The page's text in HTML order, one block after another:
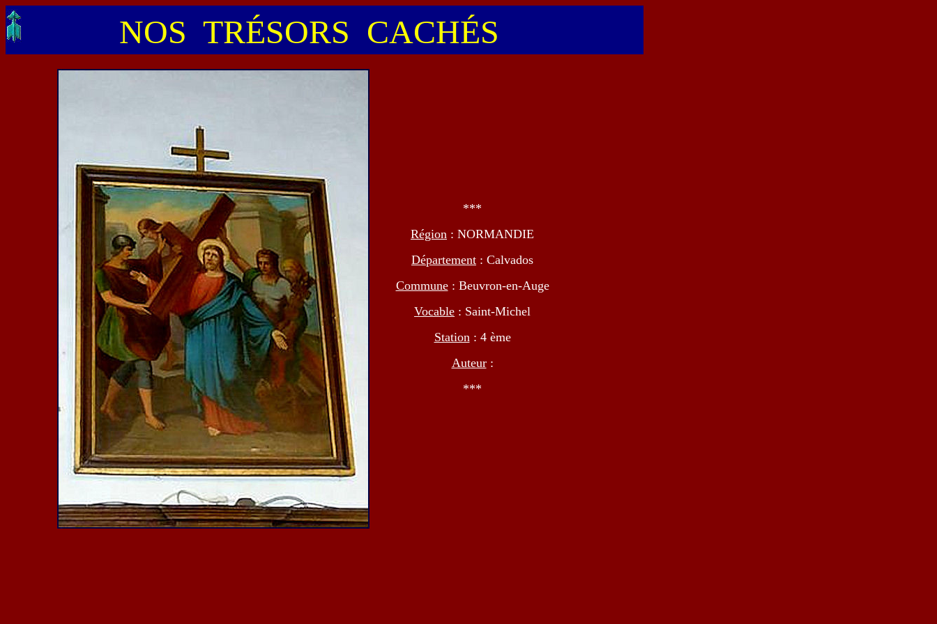
NOS TRÉSORS CACHÉS
***
Région : NORMANDIE
Département : Calvados
Commune: Beuvron-en-Auge
Vocable : Saint-Michel
Station: 4 ème
Auteur:
***